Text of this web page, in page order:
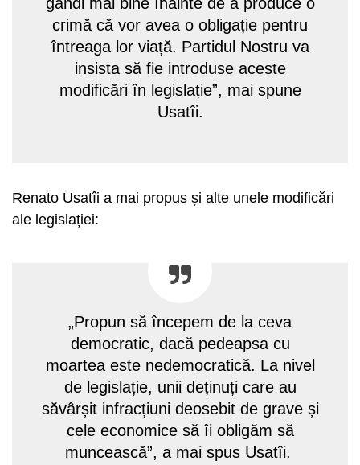
crimă că vor avea o obligație pentru
întreaga lor viață. Partidul Nostru va
insista să fie introduse aceste
modificări în legislație”, mai spune
Usatîi.
Renato Usatîi a mai propus și alte unele modificări
ale legislației:
„Propun să începem de la ceva
democratic, dacă pedeapsa cu
moartea este nedemocratică. La nivel
de legislație, unii deținuți care au
săvârșit infracțiuni deosebit de grave și
cele economice să îi obligăm să
muncească”, a mai spus Usatîi.